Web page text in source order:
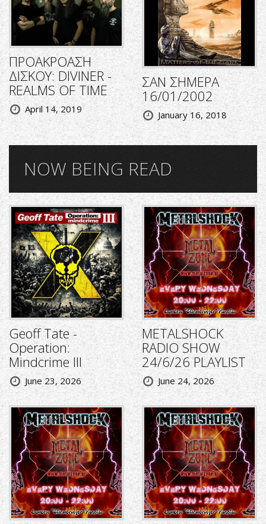
ΠΡΟΑΚΡΟΑΣΗ
ΔΙΣΚΟΥ: DIVINER -
REALMS OF TIME
April 14, 2019
ΣΑΝ ΣΗΜΕΡΑ
16/01/2002
January 16, 2018
NOW BEING READ
Geoff Tate -
Operation:
Mindcrime III
June 23, 2026
METALSHOCK
RADIO SHOW
24/6/26 PLAYLIST
June 24, 2026